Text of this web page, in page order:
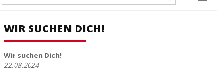
WIR SUCHEN DICH!
Wir suchen Dich!
22.08.2024